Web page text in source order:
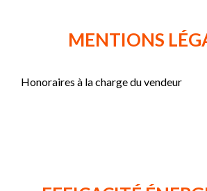
MENTIONS
Honoraires à la charge du vendeur